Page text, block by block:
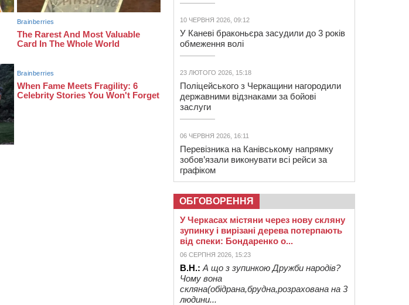
10 ЧЕРВНЯ 2026, 09:12
У Каневі браконьєра засудили до 3 років
обмеження волі
23 ЛЮТОГО 2026, 15:18
Поліцейського з Черкащини нагородили
державними відзнаками за бойові
заслуги
06 ЧЕРВНЯ 2026, 16:11
Перевізника на Канівському напрямку
зобов’язали виконувати всі рейси за
графіком
ОБГОВОРЕННЯ
У Черкасах містяни через нову скляну
зупинку і вирізані дерева потерпають
від спеки: Бондаренко о...
06 СЕРПНЯ 2026, 15:23
В.Н.: А що з зупинкою Дружби народів?
Чому вона
скляна(обідрана,брудна,розрахована на 3
людини...